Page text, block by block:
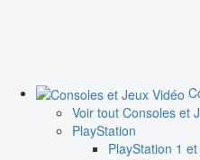
Voir tout Consoles et
PlayStation
PlayStation 1 et